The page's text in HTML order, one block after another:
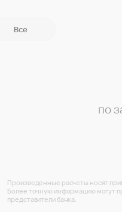
Все
по
Произведенные расчеты носят
Более точную информацию могут
представители банка.